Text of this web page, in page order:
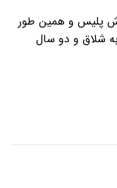
پلیس و همین طور
هر دو متهم را به 99 ضربه شلاق و دو سال